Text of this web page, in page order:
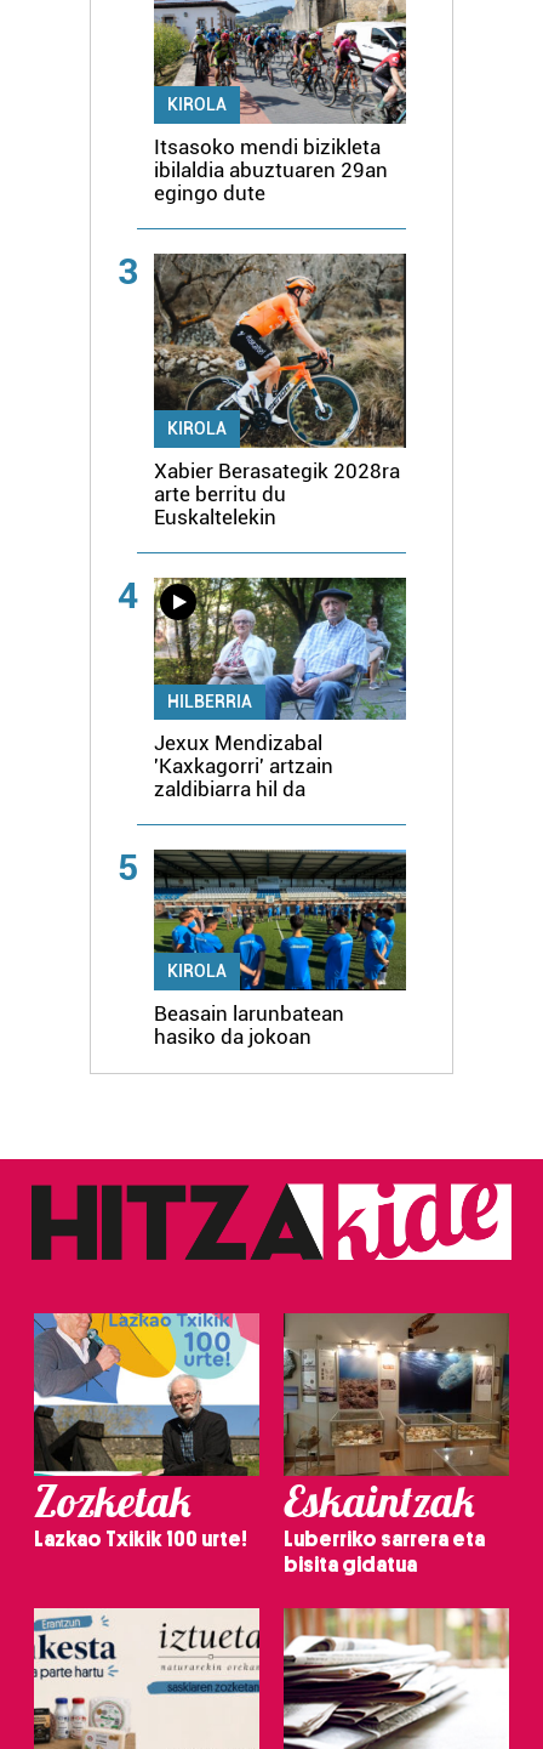
KIROLA
Itsasoko mendi bizikleta
ibilaldia abuztuaren 29an
egingo dute
3
KIROLA
Xabier Berasategik 2028ra
arte berritu du
Euskaltelekin
4
HILBERRIA
Jexux Mendizabal
'Kaxkagorri' artzain
zaldibiarra hil da
5
KIROLA
Beasain larunbatean
hasiko da jokoan
Zozketak
Lazkao Txikik 100 urte!
Eskaintzak
Luberriko sarrera eta
bisita gidatua